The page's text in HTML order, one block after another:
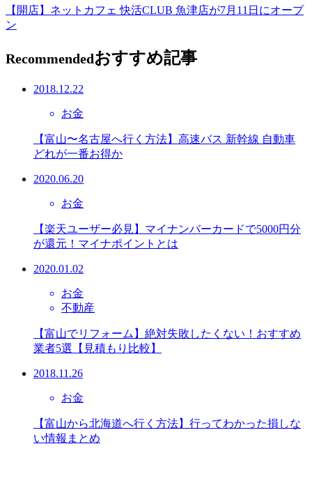
【開店】ネットカフェ 快活CLUB 魚津店が7月11日にオープ
ン
Recommendedおすすめ記事
2018.12.22
お金
【富山〜名古屋へ行く方法】高速バス 新幹線 自動車
どれが一番お得か
2020.06.20
お金
【楽天ユーザー必見】マイナンバーカードで5000円分
が還元！マイナポイントとは
2020.01.02
お金
不動産
【富山でリフォーム】絶対失敗したくない！おすすめ
業者5選【見積もり比較】
2018.11.26
お金
【富山から北海道へ行く方法】行ってわかった損しな
い情報まとめ